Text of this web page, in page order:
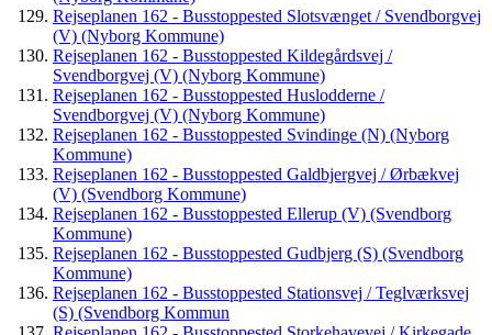
Rejseplanen 162 - Busstoppested Slotsvænget / Svendborgvej
(V) (Nyborg Kommune)
Rejseplanen 162 - Busstoppested Kildegårdsvej /
Svendborgvej (V) (Nyborg Kommune)
Rejseplanen 162 - Busstoppested Huslodderne /
Svendborgvej (V) (Nyborg Kommune)
Rejseplanen 162 - Busstoppested Svindinge (N) (Nyborg
Kommune)
Rejseplanen 162 - Busstoppested Galdbjergvej / Ørbækvej
(V) (Svendborg Kommune)
Rejseplanen 162 - Busstoppested Ellerup (V) (Svendborg
Kommune)
Rejseplanen 162 - Busstoppested Gudbjerg (S) (Svendborg
Kommune)
Rejseplanen 162 - Busstoppested Stationsvej / Teglværksvej
(S) (Svendborg Kommun